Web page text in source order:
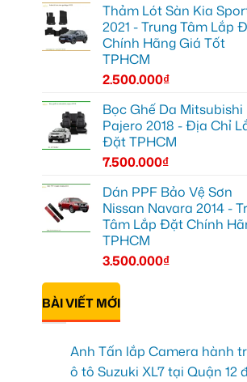
Thảm Lót Sàn Kia
2021 - Trung Tâm Lắp
Chính Hãng Giá Tốt
TPHCM
2.500.000₫
Bọc Ghế Da Mitsubishi
Pajero 2018 - Địa Chỉ
Đặt TPHCM
7.500.000₫
Dán PPF Bảo Vệ Sơn
Nissan Navara 2014 -
Tâm Lắp Đặt Chính
TPHCM
3.500.000₫
BÀI VIẾT MỚI
Anh Tấn lắp Camera hành
ô tô Suzuki XL7 tại Quận 12